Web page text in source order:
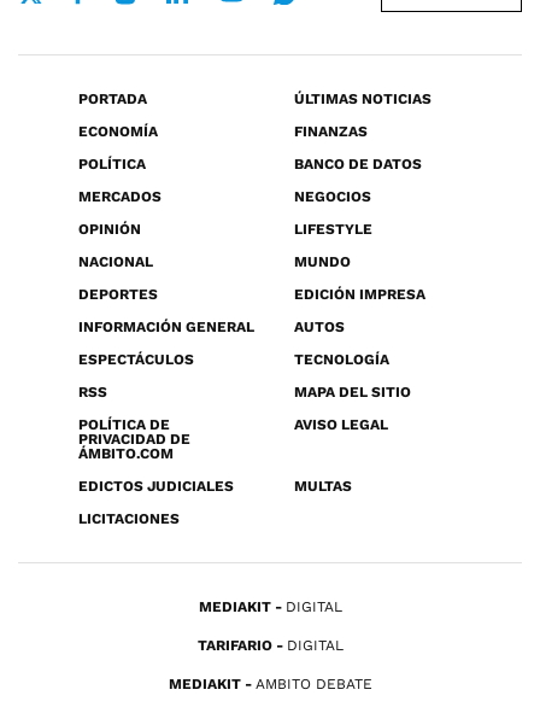
PORTADA
ÚLTIMAS NOTICIAS
ECONOMÍA
FINANZAS
POLÍTICA
BANCO DE DATOS
MERCADOS
NEGOCIOS
OPINIÓN
LIFESTYLE
NACIONAL
MUNDO
DEPORTES
EDICIÓN IMPRESA
INFORMACIÓN GENERAL
AUTOS
ESPECTÁCULOS
TECNOLOGÍA
RSS
MAPA DEL SITIO
POLÍTICA DE
PRIVACIDAD DE
ÁMBITO.COM
AVISO LEGAL
EDICTOS JUDICIALES
MULTAS
LICITACIONES
MEDIAKIT DIGITAL
TARIFARIO DIGITAL
MEDIAKIT AMBITO DEBATE